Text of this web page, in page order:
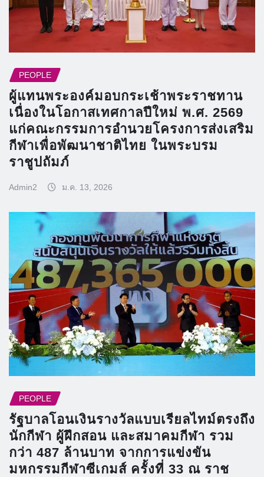
PEOPLE
ผู้แทนพระองค์มอบกระเช้าพระราชทาน
เนื่องในโอกาสเทศกาลปีใหม่ พ.ศ. 2569
แก่คณะกรรมการอำนวยโครงการส่งเสริม
กีฬาเพื่อพัฒนาชาติไทย ในพระบรม
ราชูปถัมภ์
Admin2 ม.ค. 13, 2026
PEOPLE
รัฐบาลโอนเงินรางวัลแบบเรียลไทม์ตรงถึง
นักกีฬา ผู้ฝึกสอน และสมาคมกีฬา รวม
กว่า 487 ล้านบาท จากการแข่งขัน
มหกรรมกีฬาซีเกมส์ ครั้งที่ 33 ณ ราช